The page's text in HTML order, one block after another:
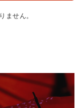
ません。